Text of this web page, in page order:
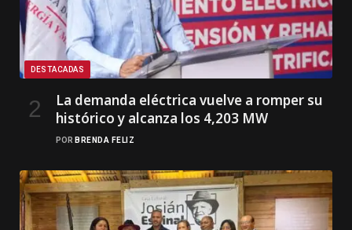
DESTACADAS
La demanda eléctrica vuelve a romper su
histórico y alcanza los 4,203 MW
POR BRENDA FELIZ